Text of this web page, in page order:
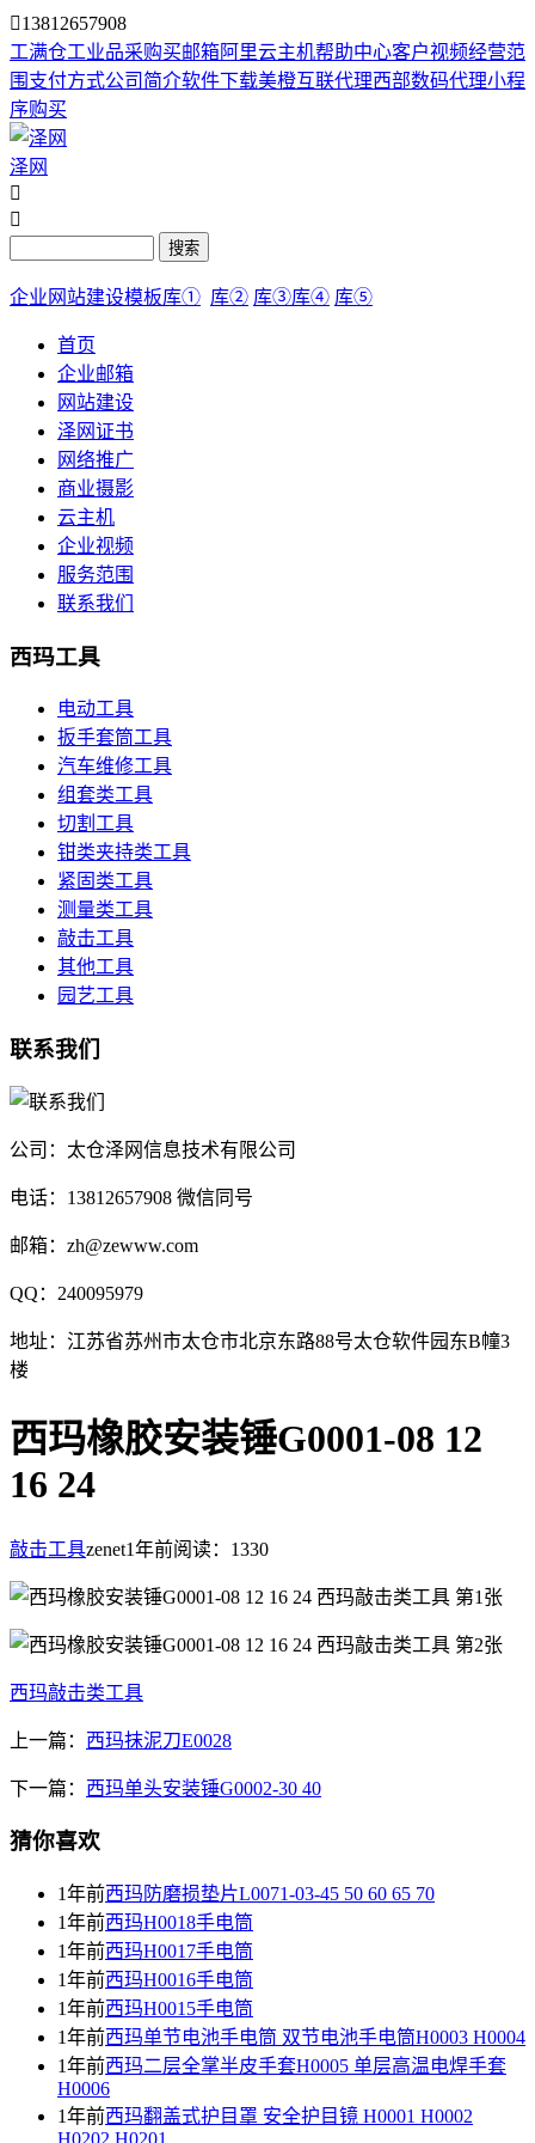
13812657908
工满仓工业品采购买邮箱阿里云主机帮助中心客户视频经营范
围 支付方式公司简介软件下载美橙互联代理西部数码代理小程
序购买
泽网


搜索
企业网站建设模板库① 库② 库③库④ 库⑤
首页
企业邮箱
网站建设
泽网证书
网络推广
商业摄影
云主机
企业视频
服务范围
联系我们
西玛工具
电动工具
扳手套筒工具
汽车维修工具
组套类工具
切割工具
钳类夹持类工具
紧固类工具
测量类工具
敲击工具
其他工具
园艺工具
联系我们
公司：太仓泽网信息技术有限公司
电话：13812657908 微信同号
邮箱：zh@zewww.com
QQ：240095979
地址：江苏省苏州市太仓市北京东路88号太仓软件园东B幢3
楼
西玛橡胶安装锤G0001-08 12
16 24
敲击工具zenet1年前阅读：1330
西玛敲击类工具
上一篇： 西玛抹泥刀E0028
下一篇： 西玛单头安装锤G0002-30 40
猜你喜欢
1年前西玛防磨损垫片L0071-03-45 50 60 65 70
1年前西玛H0018手电筒
1年前西玛H0017手电筒
1年前西玛H0016手电筒
1年前西玛H0015手电筒
1年前西玛单节电池手电筒 双节电池手电筒H0003 H0004
1年前西玛二层全掌半皮手套H0005 单层高温电焊手套
H0006
1年前西玛翻盖式护目罩 安全护目镜 H0001 H0002